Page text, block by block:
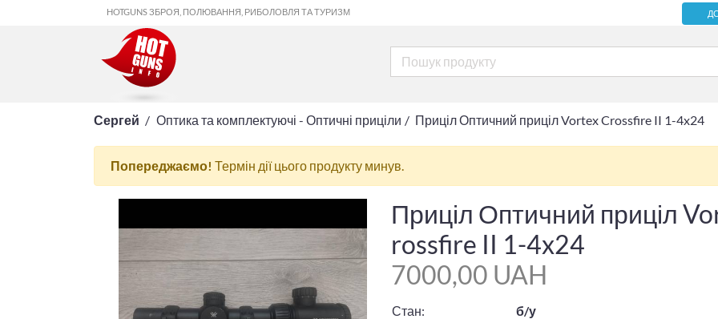
HOTGUNS ЗБРОЯ, ПОЛЮВАННЯ, РИБОЛОВЛЯ ТА ТУРИЗМ
Сергей Оптика та комплектуючі - Оптичні приціли Приціл Оптичний приціл Vortex Crossfire II 1-4x24
Попереджаємо! Термін дії цього продукту минув.
Приціл Оптичний приціл
rossfire II 1-4x24
7000,00 UAH
Стан:
б/у